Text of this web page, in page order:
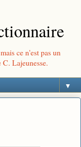
ce n'est pas un
Lajeunesse.
▼